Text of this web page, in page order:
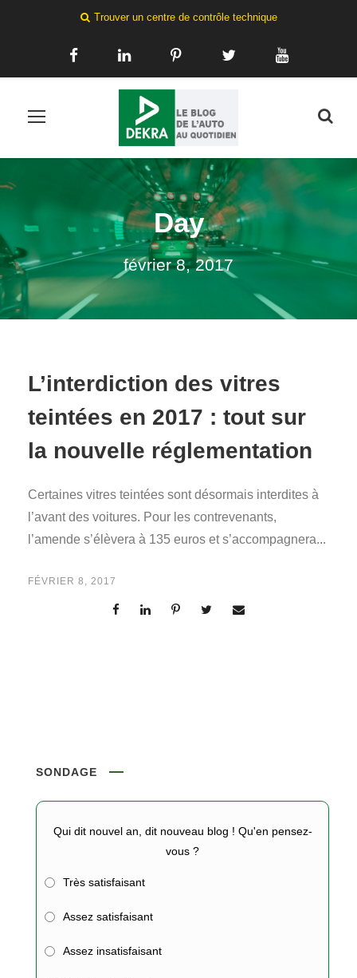
Trouver un centre de contrôle technique
Day
février 8, 2017
L’interdiction des vitres
teintées en 2017 : tout sur
la nouvelle réglementation
Certaines vitres teintées sont désormais interdites à
l’avant des voitures. Pour les contrevenants,
l’amende s’élèvera à 135 euros et s’accompagnera...
FÉVRIER 8, 2017
SONDAGE
Qui dit nouvel an, dit nouveau blog ! Qu'en pensez-
vous ?
Très satisfaisant
Assez satisfaisant
Assez insatisfaisant